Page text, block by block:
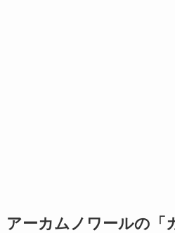
アーカムノワールの「